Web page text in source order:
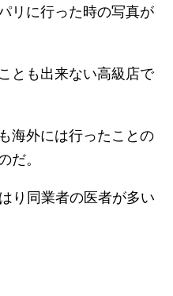
リに行った時の写真が
とも出来ない高級店で
海外には行ったことの
だ。
り同業者の医者が多い